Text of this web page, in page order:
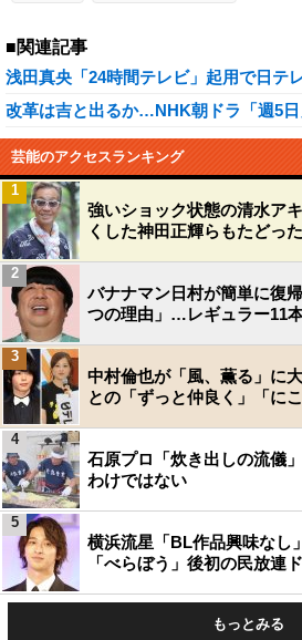
■関連記事
浅田真央「24時間テレビ」起用で日テ
改革は吉と出るか…NHK朝ドラ「週5
芸能のアクセスランキング
強いショック状態の清水ア
くした神田正輝らもたどっ
1
バナナマン日村が簡単に復
つの理由」…レギュラー11
2
中村倫也が「風、薫る」に
との「ずっと仲良く」「に
3
石原プロ「炊き出しの流儀
わけではない
4
横浜流星「BL作品興味なし
「べらぼう」後初の民放連
5
もっとみる